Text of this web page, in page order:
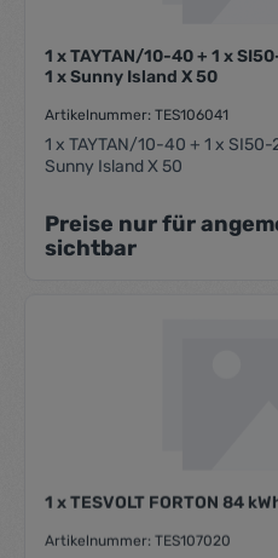
1 x TAYTAN/10-40 + 1 x
1 x Sunny Island X 50
Artikelnummer: TES106041
1 x TAYTAN/10-40 + 1 x SI50-
Sunny Island X 50
Preise nur für
sichtbar
1 x TESVOLT FORTON 84
Artikelnummer: TES107020